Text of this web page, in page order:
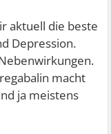
aktuell die beste
Depression.
macht
ja meistens